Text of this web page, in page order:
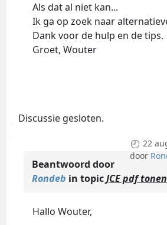
Als dat al niet kan...
Ik ga op zoek naar
Dank voor de hulp en de tips.
Groet, Wouter
Discussie gesloten.
22
door
Beantwoord door
Rondeb in topicJCE pdf tonen
Hallo Wouter,